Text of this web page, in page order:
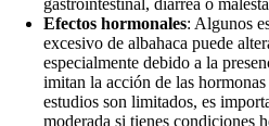
gastrointestinal, diarrea o
Efectos hormonales: Algunos
excesivo de albahaca puede
especialmente debido a la
imitan la acción de las
estudios son limitados, es
moderada si tienes condiciones